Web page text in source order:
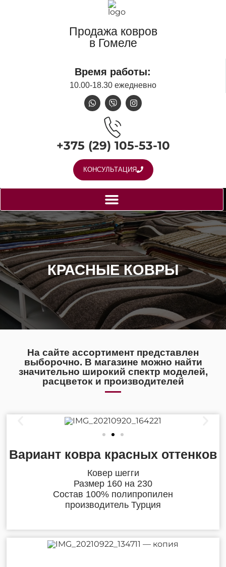
Продажа ковров
в Гомеле
Время работы:
10.00-18.30 ежедневно
+375 (29) 105-53-10
КОНСУЛЬТАЦИЯ
КРАСНЫЕ КОВРЫ
На сайте ассортимент представлен
выборочно. В магазине можно найти
значительно широкий спектр моделей,
расцветок и производителей
Вариант ковра красных оттенков
Ковер шегги
Размер 160 на 230
Состав 100% полипропилен
производитель Турция